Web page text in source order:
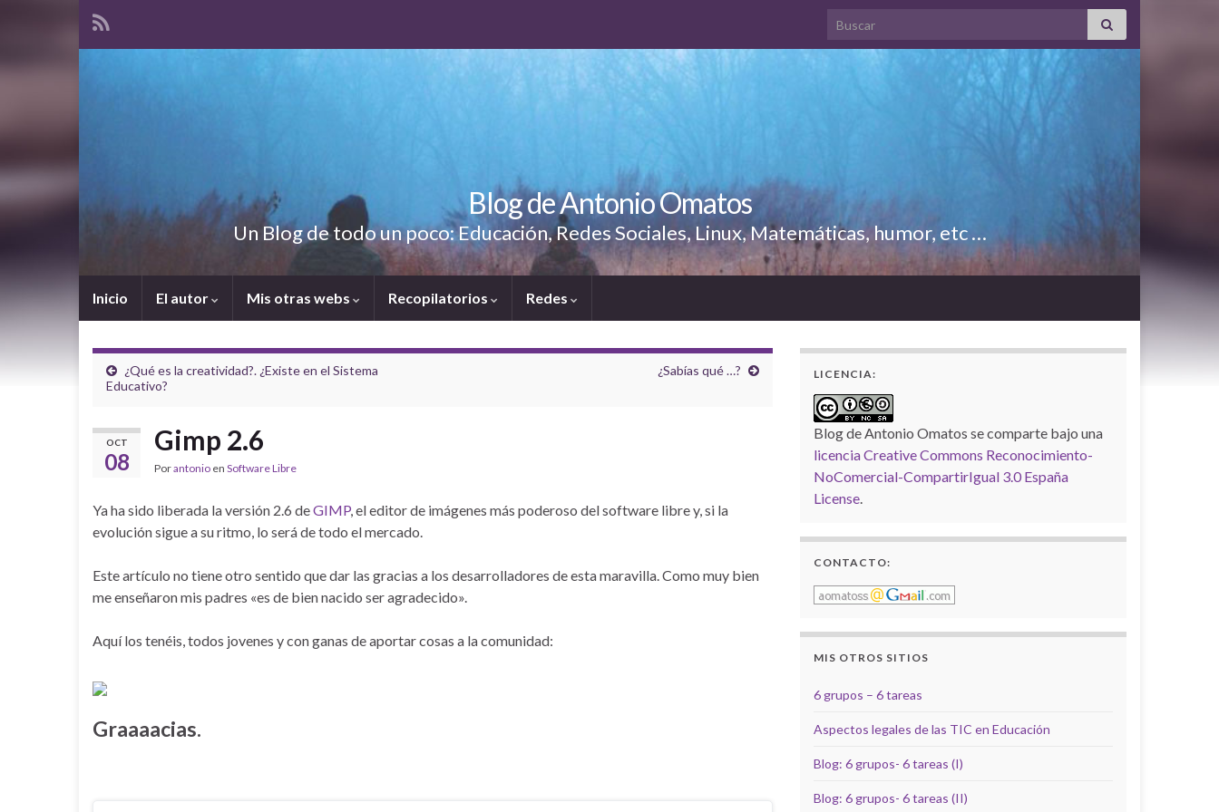
Search for:
Blog de Antonio Omatos
Un Blog de todo un poco: Educación, Redes Sociales, Linux, Matemáticas, humor, etc …
Inicio El autor Mis otras webs Recopilatorios Redes
¿Qué es la creatividad?. ¿Existe en el Sistema
Educativo?
¿Sabías qué …?
OCT
08
Gimp 2.6
Porantonio en Software Libre
Ya ha sido liberada la versión 2.6 deGIMP, el editor de imágenes más poderoso del software libre y, si la
evolución sigue a su ritmo, lo será de todo el mercado.
Este artículo no tiene otro sentido que dar las gracias a los desarrolladores de esta maravilla. Como muy bien
me enseñaron mis padres «es de bien nacido ser agradecido».
Aquí los tenéis, todos jovenes y con ganas de aportar cosas a la comunidad:
Graaaacias.
LICENCIA:
Blog de Antonio Omatos se comparte bajo una
licencia Creative Commons Reconocimiento-
NoComercial-CompartirIgual 3.0 España
License.
CONTACTO:
MIS OTROS SITIOS
6 grupos – 6 tareas
Aspectos legales de las TIC en Educación
Blog: 6 grupos- 6 tareas (I)
Blog: 6 grupos- 6 tareas (II)